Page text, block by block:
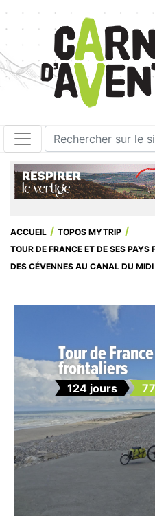
ACCUEIL
TOPOS MYTRIP
TOUR DE FRANCE ET DE SES PAYS
DES CÉVENNES AU CANAL DU MIDI
Tour de
frontaliers
124 jours